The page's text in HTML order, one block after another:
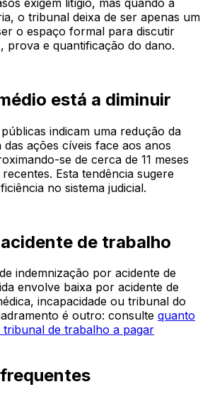
o tribunal deixa de ser apenas um
o espaço formal para discutir
prova e quantificação do dano.
está a diminuir
indicam uma redução da
das ações cíveis face aos anos
se de cerca de 11 meses
Esta tendência sugere
no sistema judicial.
de trabalho
indemnização por acidente de
envolve baixa por acidente de
incapacidade ou tribunal do
é outro: consulte quanto
de trabalho a pagar